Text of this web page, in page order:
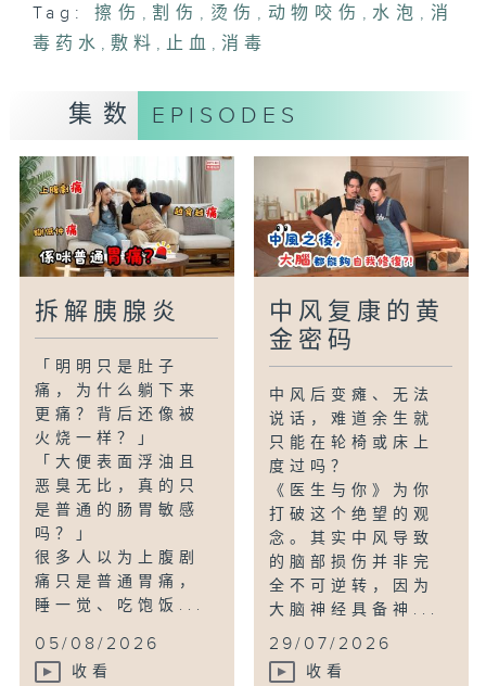
法随时引致发炎感染、延迟愈合，严重更会
留下永久疤痕。
迷思，并就着擦伤、割伤、烫伤及动物咬伤
等常见伤口，深入拆解正确处理方法。
主持：黄婉曼、胡志远医生
嘉宾：薛金意(新界东医院联网伤口服务组
顾问护师)
Tag: 擦伤 , 割伤 , 烫伤 , 动物咬伤 , 水泡 , 消
毒药水 ,敷料 ,止血 ,消毒
集数 EPISODES
拆解胰腺炎
「明明只是肚子
痛，为什么躺下来
更痛？背后还像被
火烧一样？」
「大便表面浮油且
恶臭无比，真的只
是普通的肠胃敏感
吗？」
很多人以为上腹剧
痛只是普通胃痛，
睡一觉、吃饱饭...
05/08/2026
收看
中风复康的黄
金密码
中风后变瘫、无法
说话，难道余生就
只能在轮椅或床上
度过吗？
《医生与你》为你
打破这个绝望的观
念。其实中风导致
的脑部损伤并非完
全不可逆转，因为
大脑神经具备神...
29/07/2026
收看